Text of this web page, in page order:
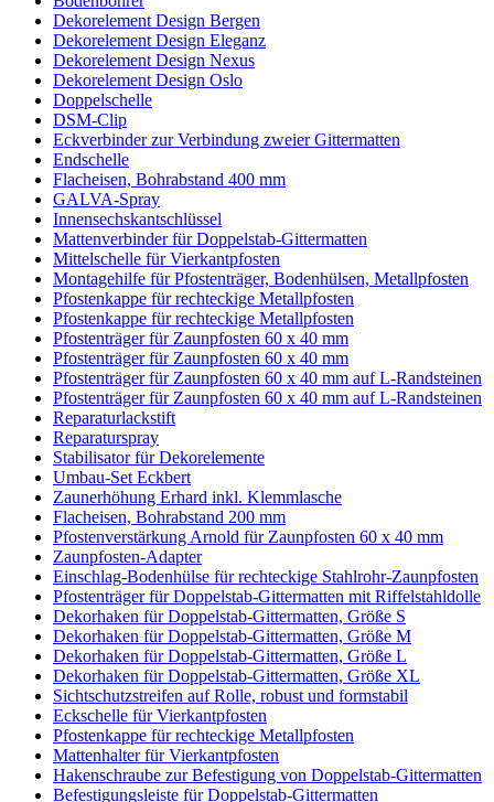
Dekorelement Design Bergen
Dekorelement Design Eleganz
Dekorelement Design Nexus
Dekorelement Design Oslo
Doppelschelle
DSM-Clip
Eckverbinder zur Verbindung zweier Gittermatten
Endschelle
Flacheisen, Bohrabstand 400 mm
GALVA-Spray
Innensechskantschlüssel
Mattenverbinder für Doppelstab-Gittermatten
Mittelschelle für Vierkantpfosten
Montagehilfe für Pfostenträger, Bodenhülsen, Metallpfosten
Pfostenkappe für rechteckige Metallpfosten
Pfostenkappe für rechteckige Metallpfosten
Pfostenträger für Zaunpfosten 60 x 40 mm
Pfostenträger für Zaunpfosten 60 x 40 mm
Pfostenträger für Zaunpfosten 60 x 40 mm auf L-Randsteinen
Pfostenträger für Zaunpfosten 60 x 40 mm auf L-Randsteinen
Reparaturlackstift
Reparaturspray
Stabilisator für Dekorelemente
Umbau-Set Eckbert
Zaunerhöhung Erhard inkl. Klemmlasche
Flacheisen, Bohrabstand 200 mm
Pfostenverstärkung Arnold für Zaunpfosten 60 x 40 mm
Zaunpfosten-Adapter
Einschlag-Bodenhülse für rechteckige Stahlrohr-Zaunpfosten
Pfostenträger für Doppelstab-Gittermatten mit Riffelstahldolle
Dekorhaken für Doppelstab-Gittermatten, Größe S
Dekorhaken für Doppelstab-Gittermatten, Größe M
Dekorhaken für Doppelstab-Gittermatten, Größe L
Dekorhaken für Doppelstab-Gittermatten, Größe XL
Sichtschutzstreifen auf Rolle, robust und formstabil
Eckschelle für Vierkantpfosten
Pfostenkappe für rechteckige Metallpfosten
Mattenhalter für Vierkantpfosten
Hakenschraube zur Befestigung von Doppelstab-Gittermatten
Befestigungsleiste für Doppelstab-Gittermatten